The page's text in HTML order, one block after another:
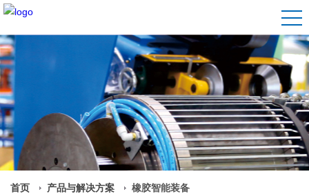
首页 产品与解决方案 橡胶智能装备